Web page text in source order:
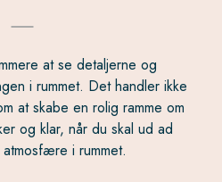
at se detaljerne og
i rummet. Det handler ikke
at skabe en rolig ramme om
og klar, når du skal ud ad
i rummet.